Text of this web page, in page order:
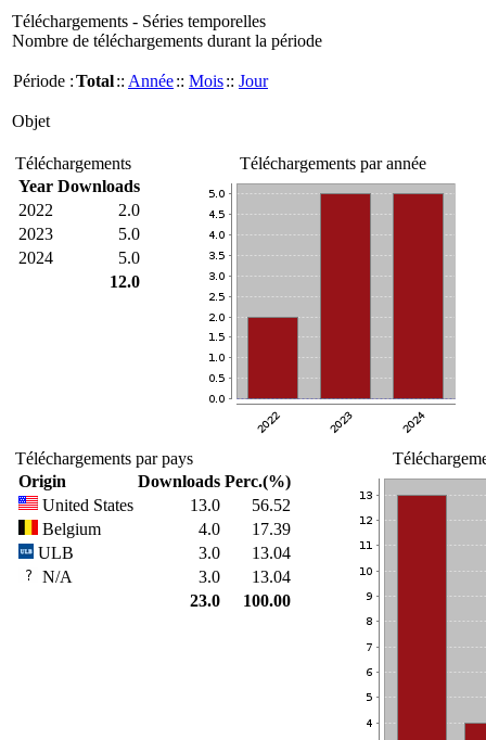
Téléchargements - Séries temporelles
Nombre de téléchargements durant la période
Période :Total:: Année:: Mois:: Jour
Objet
Téléchargements
Year Downloads
2022
2.0
2023
5.0
2024
5.0
12.0
Téléchargements par année
Téléchargements par pays
Origin
Downloads Perc.(%)
United States
13.0
56.52
Belgium
4.0
17.39
ULB
3.0
13.04
N/A
3.0
13.04
23.0
100.00